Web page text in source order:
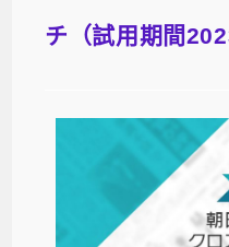
チ（試用期間